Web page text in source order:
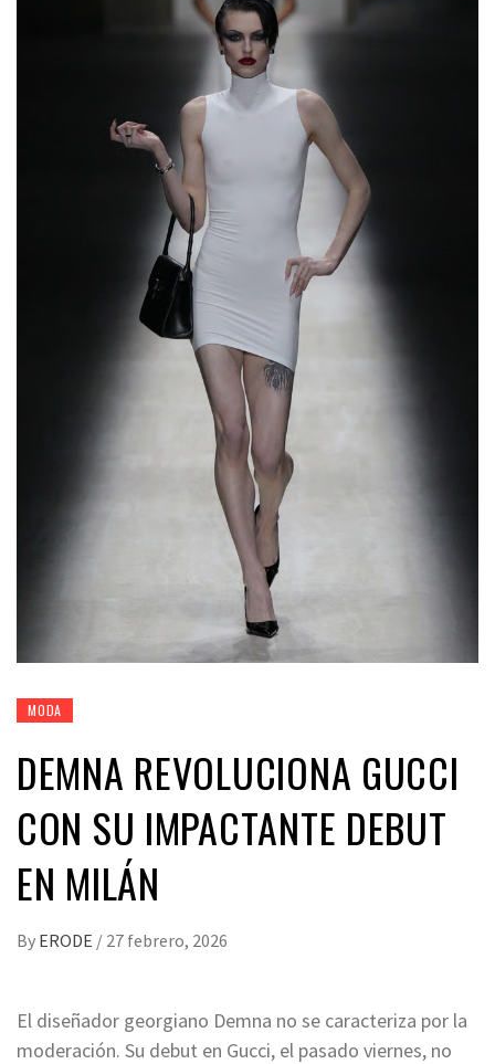
MODA
DEMNA REVOLUCIONA GUCCI
CON SU IMPACTANTE DEBUT
EN MILÁN
By ERODE / 27 febrero, 2026
El diseñador georgiano Demna no se caracteriza por la
moderación. Su debut en Gucci, el pasado viernes, no